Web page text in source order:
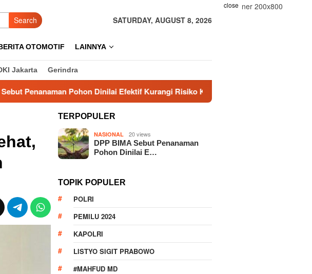
close
Search SATURDAY, AUGUST 8, 2026
OTOMOTIF LAINNYA
Jakarta Gerindra
Pohon Dinilai Efektif Kurangi Risiko Karhutla
TERPOPULER
NASIONAL 20 views
DPP BIMA Sebut Penanaman
Pohon Dinilai E…
TOPIK POPULER
POLRI
PEMILU 2024
KAPOLRI
LISTYO SIGIT PRABOWO
#MAHFUD MD